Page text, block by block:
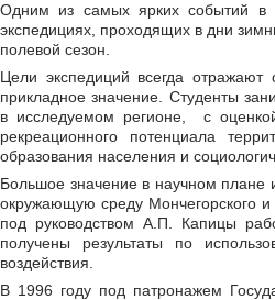
Одним из самых ярких событий в
экспедициях, проходящих в дни
полевой сезон.
Цели экспедиций всегда
прикладное значение. Студенты
в исследуемом регионе, с
рекреационного потенциала
образования населения и
Большое значение в научном плане
окружающую среду Мончегорского и
под руководством А.П. Капицы
получены результаты по
воздействия.
В 1996 году под патронажем